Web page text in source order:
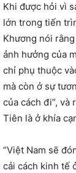
Khi được hỏi vì
lớn trong tiến
Khương nói
ảnh hưởng của
chỉ phụ thuộc
mà còn ở sự
của cách đi”, và
Tiên là ở khía
​“Việt Nam sẽ
cải cách kinh tế